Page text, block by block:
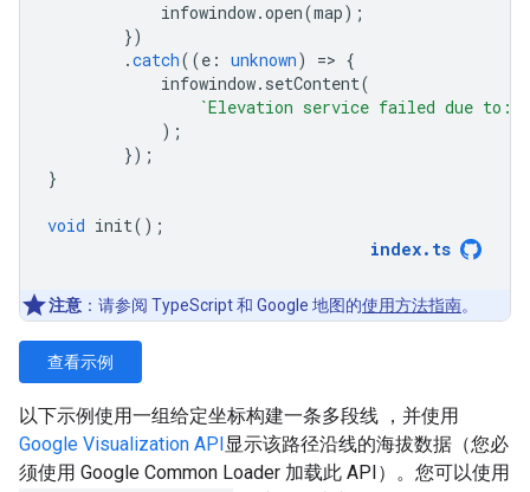
infowindow.open(map);
})
.catch((e : unknown) => {
infowindow. setContent(
`Elevation service failed due to:
);
});
}
void init();
index. ts
注意 ：请参阅 TypeScript 和 Google 地图的使用方法指南。
查看示例
以下示例使用一组给定坐标构建一条多段线 ，并使用
Google Visualization API显示该路径沿线的海拔数据（您必
须使用 Google Common Loader 加载此 API）。您可以使用